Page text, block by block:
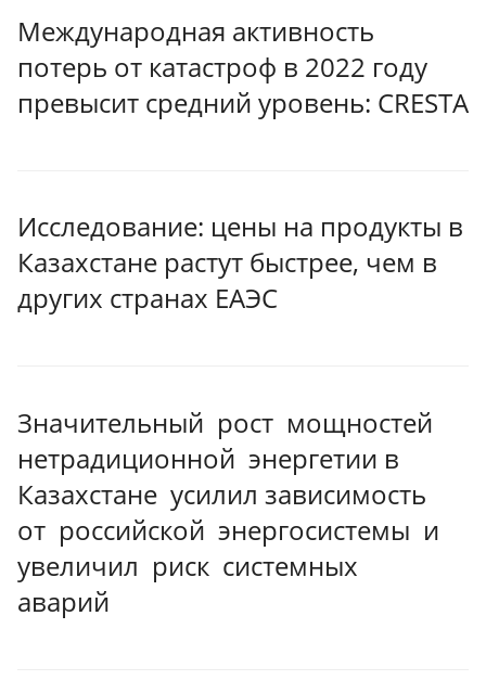
Международная активность
потерь от катастроф в 2022 году
превысит средний уровень: CRESTA
Исследование: цены на продукты в
Казахстане растут быстрее, чем в
других странах ЕАЭС
Значительный рост мощностей
нетрадиционной энергетии в
Казахстане усилил зависимость
от российской энергосистемы и
увеличил риск системных
аварий